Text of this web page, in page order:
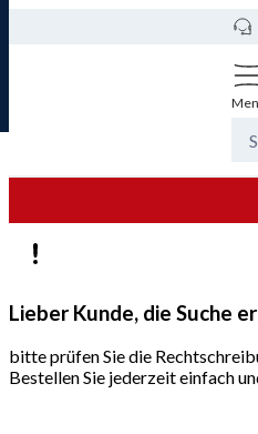
Lieber Kunde, die Suche
bitte prüfen Sie die
Bestellen Sie jederzeit einfach